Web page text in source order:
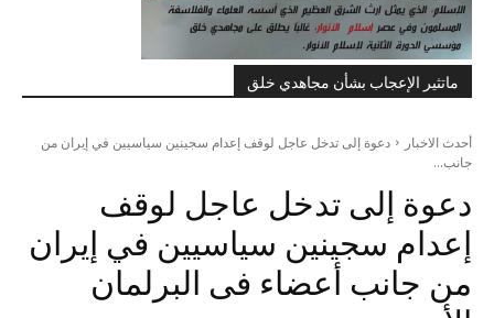
ماتثير الإعجاب بشأن مجاهدي خلق
أحدث الاخبار
دعوة إلى تدخل عاجل لوقف إعدام سجينين سياسيين في إيران من
جانب...
دعوة إلى تدخل عاجل لوقف
إعدام سجينين سياسيين في إيران
من جانب أعضاء فی البرلمان